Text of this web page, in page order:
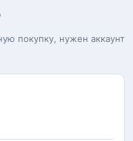
покупку, нужен аккаунт